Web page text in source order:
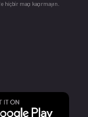
maçı kaçırmayın.